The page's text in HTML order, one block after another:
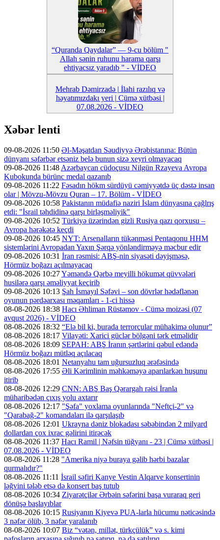
“Quranda Qaydalar” — 9-cu bölüm "
Allah sənin ruhunu harama qarşı
ehtiyacsız yaradıb " - VİDEO
Mehrab Dəmirzadə | İlahi razılıq və
həyatımızdakı yeri | Cümə xütbəsi |
07.08.2026 - VİDEO
Xəbər lenti
09-08-2026 11:50 Əl-Məşatdan Səudiyyə Ərəbistanına: Bütün
dünyanı səfərbər etsəniz belə bunun sizə xeyri olmayacaq
09-08-2026 11:48Azərbaycan cüdoçusu Nilgün Rzayeva Avropa
Kubokunda bürünc medal qazanıb
09-08-2026 11:22 Fəsadın hökm sürdüyü cəmiyyətdə üç dəstə insan
olar | Mövzu-Mövzu Quran – 17. Bölüm - VİDEO
09-08-2026 10:58 Pakistanın müdafiə naziri İslam dünyasına çağlrış
etdi: "İsrail təhdidinə qarşı birləşməliyik"
09-08-2026 10:52 Türkiyə üzərindən gizli Rusiya qazı qorxusu –
Avropa hərəkətə keçdi
09-08-2026 10:45 NYT: Arsenalların tükənməsi Pentaqonu HHM
sistemlərini Avropadan Yaxın Şərqə yönləndirməyə məcbur edir
09-08-2026 10:31 İran rəsmisi: ABŞ-nin siyasəti dəyişməsə,
Hörmüz boğazı açılmayacaq
09-08-2026 10:27Yəməndə Qərbə meyilli hökumət qüvvələri
husilərə qarşı əməliyyat keçirib
09-08-2026 10:13 Şah İsmayıl Səfəvi – son dövrlər hədəflənən
oyunun pərdəarxası məqamları - 1-ci hissə
08-08-2026 18:38 Hacı Əhliman Rüstəmov - Cümə moizəsi (07
avqust 2026) - VİDEO
08-08-2026 18:32 “Elə bil ki, burada terrorçular mühakimə olunur”
08-08-2026 18:17 Vilayəti: Xarici güclər bölgəni tərk etməlidir
08-08-2026 18:09 SEPAH: ABŞ İranın şərtlərini qəbul edəndə
Hörmüz boğazı mütləq açılacaq
08-08-2026 18:01 Netanyahu tam uğursuzluq ərəfəsində
08-08-2026 17:55 Əli Kərimlinin məhkəməyə aparılarkən huşunu
itirib
08-08-2026 12:29 CNN: ABŞ Baş Qərargah rəisi İranla
müharibədən çıxış yolu axtarır
08-08-2026 12:17 "Şəfa" yoxlama oyunlarında "Neftçi-2" və
"Qarabağ-2" komandaları ilə qarşılaşıb
08-08-2026 12:01 Ukrayna dəniz blokadası səbəbindən 2 milyard
dollardan çox ixrac gəlirini itirəcək
08-08-2026 11:37 Hacı Ramil | Nəfsin tüğyanı - 23 | Cümə xütbəsi |
07.08.2026 - VİDEO
08-08-2026 11:28 "Amerika niyə buraya gəlib hərbi bazalar
qurmalıdır?"
08-08-2026 11:11 İsrail səfiri Kanye Vestin Alqarve konsertinin
ləğvini tələb etsə də konsert baş tutub
08-08-2026 10:34 Ziyarətçilər Ərbəin səfərini başa vuraraq geri
dönüşə başlayıblar
08-08-2026 10:15 Rusiyanın Kiyevə PUA-larla hücumu nəticəsində
3 nəfər ölüb, 3 nəfər yaralanıb
08-08-2026 10:07 Biz “vətən, millət, türkçülük” və s. kimi